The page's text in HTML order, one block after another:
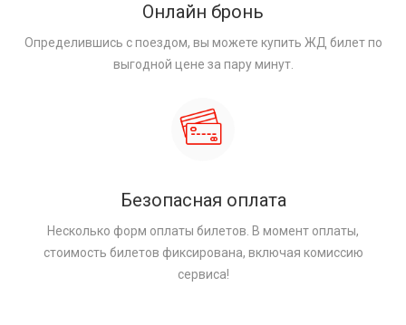
Онлайн бронь
Определившись с поездом, вы можете купить ЖД билет по
выгодной цене за пару минут.
Безопасная оплата
Несколько форм оплаты билетов. В момент оплаты,
стоимость билетов фиксирована, включая комиссию
сервиса!